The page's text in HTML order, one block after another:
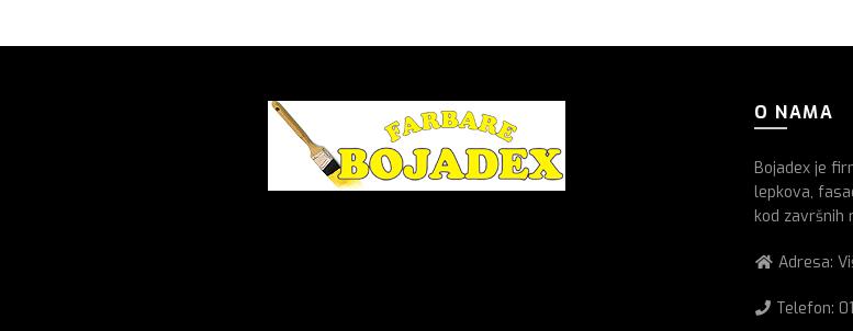
O NAMA
Bojadex je
lepkova,
kod završnih
Adresa:
Telefon: